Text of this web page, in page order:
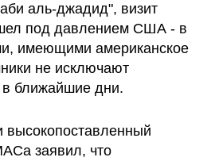
аль-джадид", визит
под давлением США - в
имеющими американское
не исключают
ближайшие дни.
высокопоставленный
заявил, что